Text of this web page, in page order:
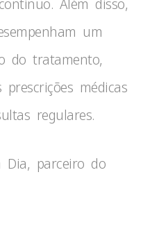
Além disso,
um
do tratamento,
médicas
regulares.
Dia, parceiro do